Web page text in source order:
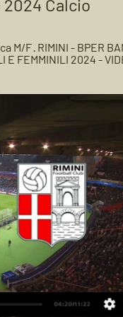
Calcio
M/F · RIMINI - BPER
E FEMMINILI 2024 -